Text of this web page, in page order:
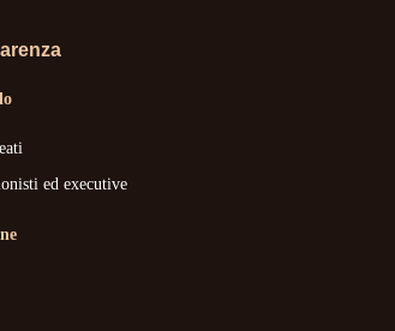
ed executive